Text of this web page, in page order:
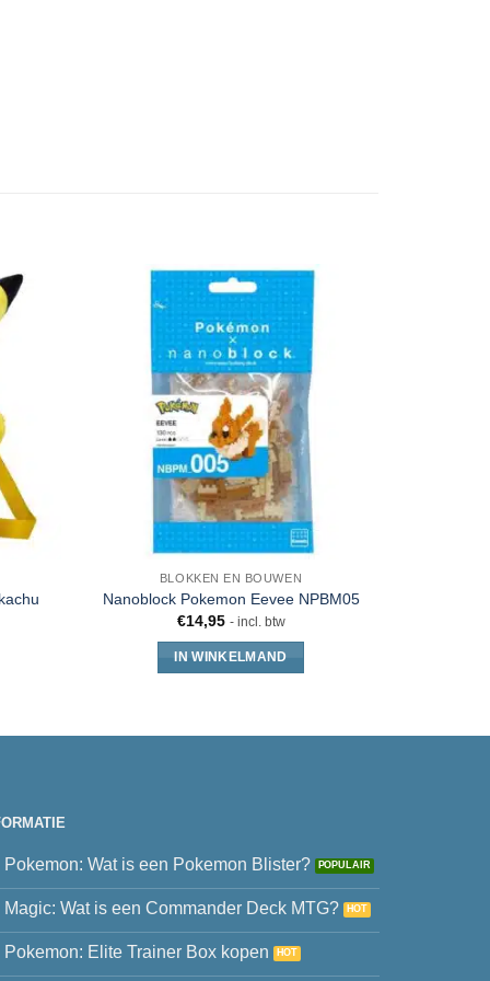
BLOKKEN EN BOUWEN
Nanoblock Pokemon Eevee NPBM05
€14,95 - incl. btw
IN WINKELMAND
Pokemon: Wat is een Pokemon Blister?
Magic: Wat is een Commander Deck MTG?
Pokemon: Elite Trainer Box kopen